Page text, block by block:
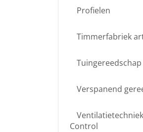
Profielen
Timmerfabriek
Tuingereedschap
Verspanend
Control